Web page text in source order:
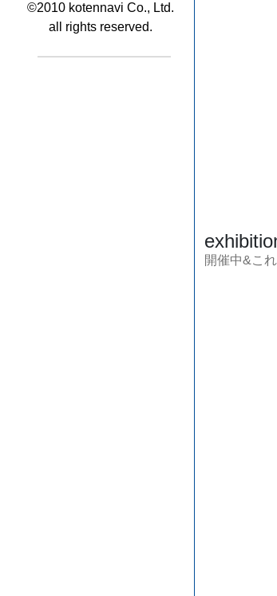
©2010 kotennavi Co., Ltd.
all rights reserved.
開催中&こ